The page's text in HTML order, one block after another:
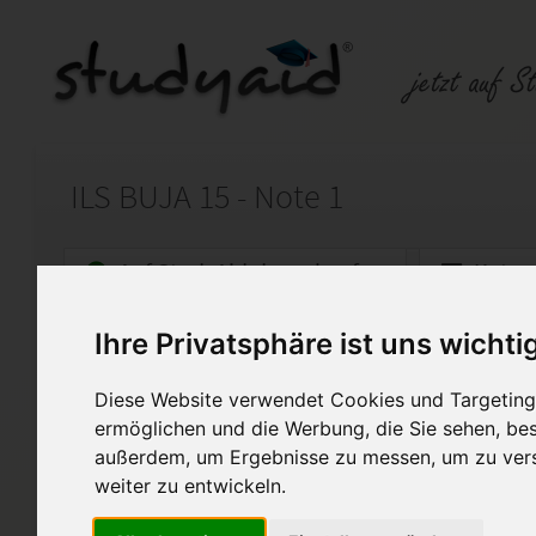
Ihre Privatsphäre ist uns
Diese Website verwendet Cookies und
ermöglichen und die Werbung, die Sie sehen,
außerdem, um Ergebnisse zu messen, um zu
weiter zu entwickeln.
ILS BUJA 15 - Note 1
Auf StudyAid.de verkaufen
Startseite Rechnungswesen
Rechnungslegung nach
Musterlösung der
Besonderheiten des
Personengesellschaften